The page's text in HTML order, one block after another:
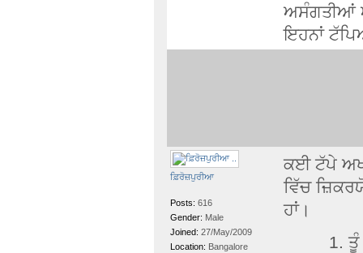
ਅਸੰਗਤੀਆਂ
ਇਹਨਾਂ
ਫ਼ਿਰੋਜ਼ਪੁਰੀਆ
Posts: 616
Gender: Male
Joined: 27/May/2009
Location: Bangalore
ਕਈ ਟੱਪੇ
ਵਿੱਚ
ਹਾਂ।
ਤੂੰ